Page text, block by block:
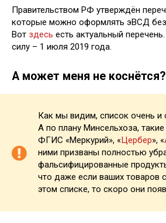
Правительством РФ утверждён
которые можно оформлять эВСД без
Вот здесь есть актуальный
силу – 1 июля 2019 года.
А может меня не коснётся?
Как мы видим, список очень и
А по плану Минсельхоза,
ФГИС «Меркурий», «Цербер», «
ними призваны полностью
фальсифицированные
что даже если ваших товаров
этом списке, то скоро они